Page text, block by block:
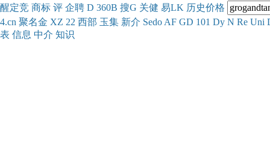
醒定竞 商标 评 企聘 D 360B 搜G 关健 易LK 历史价格
4.cn 聚名金 XZ 22 西部 玉集 新介 Sedo AF GD 101 Dy N Re Uni
表 信息 中介 知识